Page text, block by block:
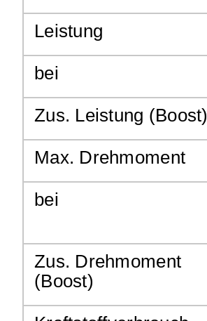
Leistung
bei
Zus. Leistung (Boost)
Max. Drehmoment
bei
Zus. Drehmoment
(Boost)